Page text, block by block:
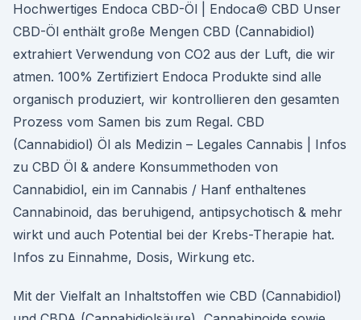
Hochwertiges Endoca CBD-Öl | Endoca© CBD Unser
CBD-Öl enthält große Mengen CBD (Cannabidiol)
extrahiert Verwendung von CO2 aus der Luft, die wir
atmen. 100% Zertifiziert Endoca Produkte sind alle
organisch produziert, wir kontrollieren den gesamten
Prozess vom Samen bis zum Regal. CBD
(Cannabidiol) Öl als Medizin – Legales Cannabis | Infos
zu CBD Öl & andere Konsummethoden von
Cannabidiol, ein im Cannabis / Hanf enthaltenes
Cannabinoid, das beruhigend, antipsychotisch & mehr
wirkt und auch Potential bei der Krebs-Therapie hat.
Infos zu Einnahme, Dosis, Wirkung etc.
Mit der Vielfalt an Inhaltstoffen wie CBD (Cannabidiol)